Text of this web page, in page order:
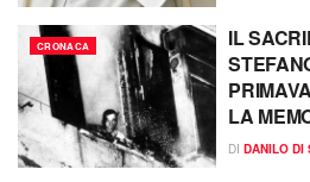
CRONACA
IL
LA
DI DANILO DI